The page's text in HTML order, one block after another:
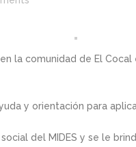
la comunidad de El
y orientación para
del MIDES y se le